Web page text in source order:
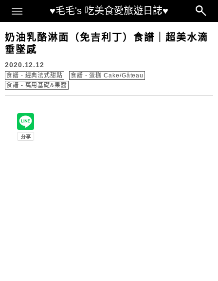
♥毛毛's 吃美食愛旅遊日誌♥
Main Menu
奶油乳酪淋面（免吉利丁）食譜｜超美水滴
垂墜感
2020.12.12
食譜 - 經典法式甜點
食譜 - 蛋糕 Cake/Gâteau
食譜 - 萬用基礎&果醬